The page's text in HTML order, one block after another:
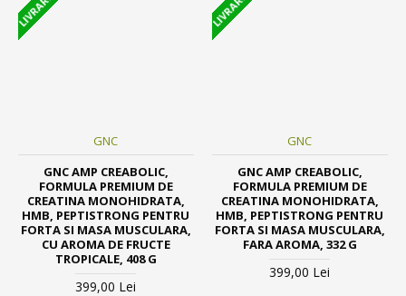
GNC
GNC AMP CREABOLIC,
FORMULA PREMIUM DE
CREATINA MONOHIDRATA,
HMB, PEPTISTRONG PENTRU
FORTA SI MASA MUSCULARA,
CU AROMA DE FRUCTE
TROPICALE, 408 G
399,00 Lei
GNC
GNC AMP CREABOLIC,
FORMULA PREMIUM DE
CREATINA MONOHIDRATA,
HMB, PEPTISTRONG PENTRU
FORTA SI MASA MUSCULARA,
FARA AROMA, 332 G
399,00 Lei